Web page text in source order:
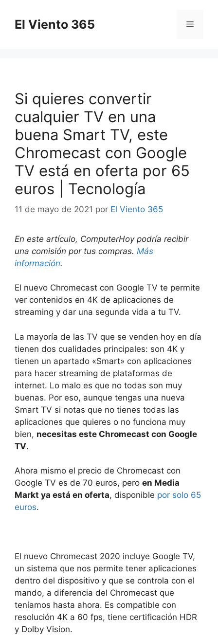
contenido
El Viento 365 Menú
Si quieres convertir
cualquier TV en una
buena Smart TV, este
Chromecast con Google
TV está en oferta por 65
euros | Tecnología
11 de mayo de 2021 por El Viento 365
En este artículo, ComputerHoy podría recibir
una comisión por tus compras. Más
información.
El nuevo Chromecast con Google TV te permite
ver contenidos en 4K de aplicaciones de
streaming y dar una segunda vida a tu TV.
La mayoría de las TV que se venden hoy en día
tienen dos cualidades principales: son 4K y
tienen un apartado «Smart» con aplicaciones
para hacer streaming de plataformas de
internet. Lo malo es que no todas son muy
buenas. Por eso, aunque tengas una nueva
Smart TV si notas que no tienes todas las
aplicaciones que quieres o no funciona muy
bien, necesitas este Chromecast con Google
TV.
Ahora mismo el precio de Chromecast con
Google TV es de 70 euros, pero en Media
Markt ya está en oferta, disponible por solo 65
euros.
El nuevo Chromecast 2020 incluye Google TV,
un sistema que nos permite tener aplicaciones
dentro del dispositivo y que se controla con el
mando, a diferencia del Chromecast que
teníamos hasta ahora. Es compatible con
resolución 4K a 60 fps, tiene certificación HDR
y Dolby Vision.